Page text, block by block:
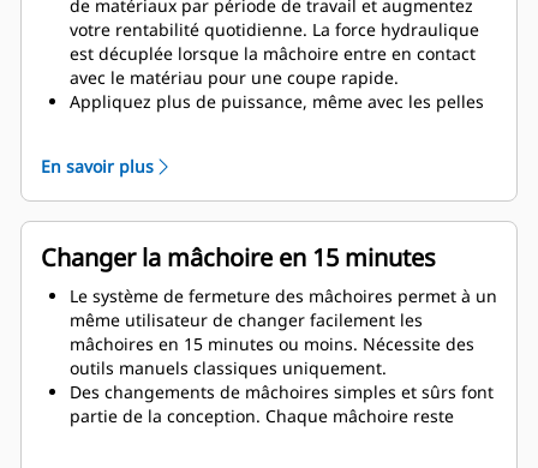
de matériaux par période de travail et augmentez
votre rentabilité quotidienne. La force hydraulique
est décuplée lorsque la mâchoire entre en contact
avec le matériau pour une coupe rapide.
Appliquez plus de puissance, même avec les pelles
possible de la machine.
Bénéficiez de performances maximales et d'une
assistance totale avec une solution de démolition
Cat complète. Des programmes pour cisailles
universelles (MP, Multi-Processors) sont intégrés à
l'écran Cat nouvelle génération du conducteur. Point
d'assistance unique pour l'ensemble de votre
système chez votre concessionnaire Cat local.
En savoir plus
Changer la mâchoire en 15 minutes
Le système de fermeture des mâchoires permet à un
même utilisateur de changer facilement les
mâchoires en 15 minutes ou moins. Nécessite des
outils manuels classiques uniquement.
Des changements de mâchoires simples et sûrs font
partie de la conception. Chaque mâchoire reste